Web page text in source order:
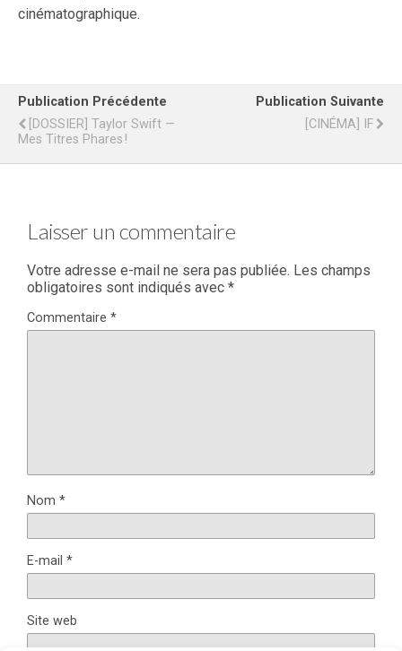
cinématographique.
Publication Précédente
[DOSSIER] Taylor Swift —
Mes Titres Phares !
Publication Suivante
[CINÉMA] IF
Laisser un commentaire
Votre adresse e-mail ne sera pas publiée. Les champs
obligatoires sont indiqués avec *
Commentaire *
Nom *
E-mail *
Site web